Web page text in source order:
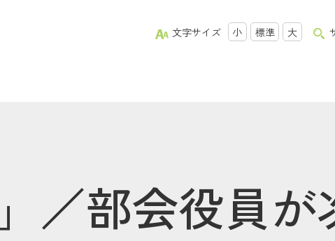
文字サイズ 小 標準 大
／部会役員